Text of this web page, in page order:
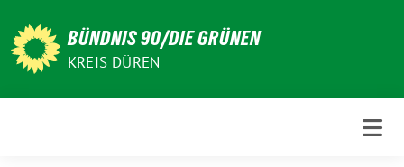
zum
Inhalt
BÜNDNIS 90/DIE GRÜNEN
KREIS DÜREN